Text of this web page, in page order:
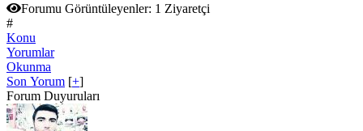
Forumu Görüntüleyenler: 1 Ziyaretçi
#
Konu
Yorumlar
Okunma
Son Yorum [+]
Forum Duyuruları